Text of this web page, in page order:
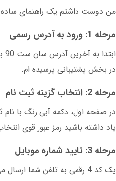
من دوست داشتم یک راهنمای
مرحله 1: ورود به آدرس رسمی
در بخش پشتیبانی پرسیده ام.
مرحله 2: انتخاب گزینه ثبت نام
در صفحه اول، دکمه آبی رنگ با نام
یاد داشته باشید رمز عبور قوی انتخاب کنید. سان ست 90 معتبر است اما
مرحله 3: تایید شماره موبایل